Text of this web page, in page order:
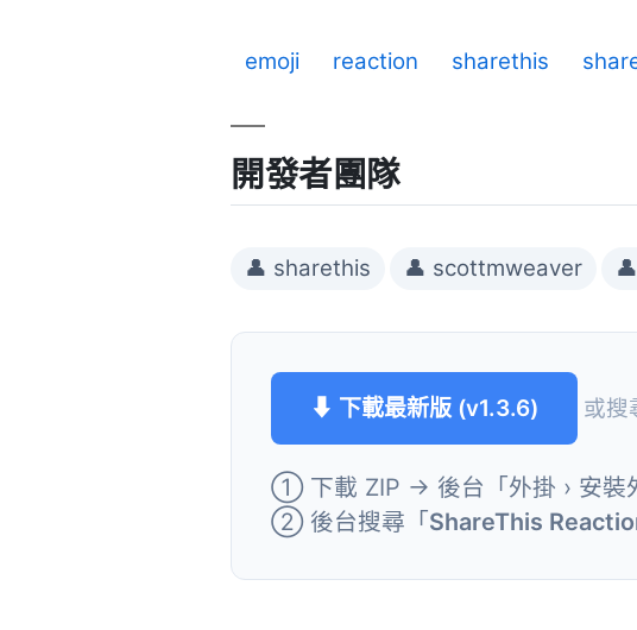
emoji reaction sharethis
開發者團隊
👤 sharethis 👤 scottmweaver
⬇ 下載最新版 (v1.3.6) 或搜
① 下載 ZIP → 後台「外掛 › 安裝
② 後台搜尋「ShareThis